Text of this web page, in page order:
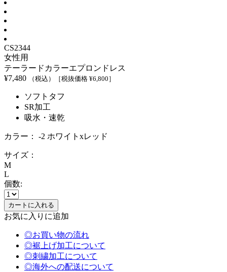
CS2344
女性用
テーラードカラーエプロンドレス
¥7,480 （税込） ［税抜価格 ¥6,800 ］
ソフトタフ
SR加工
吸水・速乾
カラー： -2 ホワイトxレッド
サイズ：
M
L
個数:
お気に入りに追加
◎お買い物の流れ
◎裾上げ加工について
◎刺繍加工について
◎海外への配送について